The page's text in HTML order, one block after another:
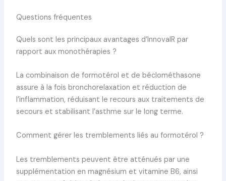
Questions fréquentes
Quels sont les principaux avantages d’InnovaIR par
rapport aux monothérapies ?
La combinaison de formotérol et de béclométhasone
assure à la fois bronchorelaxation et réduction de
l’inflammation, réduisant le recours aux traitements de
secours et stabilisant l’asthme sur le long terme.
Comment gérer les tremblements liés au formotérol ?
Les tremblements peuvent être atténués par une
supplémentation en magnésium et vitamine B6, ainsi